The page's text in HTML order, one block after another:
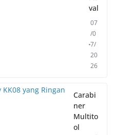
val
07
/0
7/
20
26
Carabi
ner
Multito
ol